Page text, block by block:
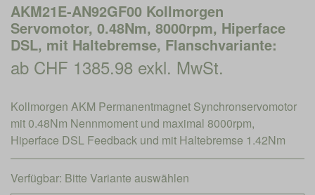
AKM21E-AN92GF00 Kollmorgen
Servomotor, 0.48Nm, 8000rpm, Hiperface
DSL, mit Haltebremse, Flanschvariante:
ab CHF 1385.98 exkl. MwSt.
Kollmorgen AKM Permanentmagnet Synchronservomotor
mit 0.48Nm Nennmoment und maximal 8000rpm,
Hiperface DSL Feedback und mit Haltebremse 1.42Nm
Verfügbar: Bitte Variante auswählen